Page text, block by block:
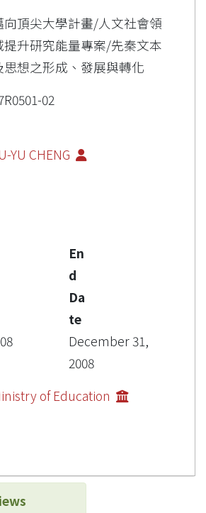
向頂尖大學計畫/人文社會領
提升研究能量專案/先秦文本
思想之形成、發展與轉化
02
YU CHENG
En
d
Da
te
December 31,
2008
of Education